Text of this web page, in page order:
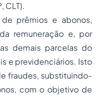
CLT).
prêmios e abonos,
remuneração e, por
demais parcelas do
e previdenciários. Isto
fraudes, substituindo-
com o objetivo de